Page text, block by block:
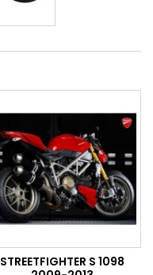
STREETFIGHTER S 1098